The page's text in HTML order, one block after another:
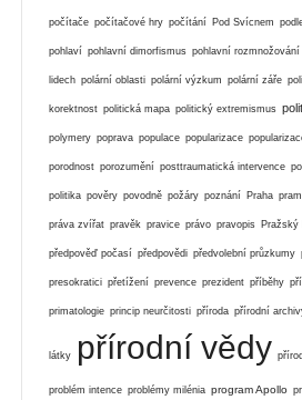
počítače počítačové hry počítání Pod Svícnem
pohlaví pohlavní dimorfismus pohlavní rozmnožování
lidech polární oblasti polární výzkum polární záře
korektnost politická mapa politický extremismus
polymery poprava populace popularizace
porodnost porozumění posttraumatická intervence
politika pověry povodně požáry poznání Praha
práva zvířat pravěk pravice právo pravopis Pražský
předpověď počasí předpovědi předvolební průzkumy
presokratici přetížení prevence prezident příběhy
primatologie princip neurčitosti příroda přírodní
látky přírodní vědy
problém intence problémy milénia program Apollo